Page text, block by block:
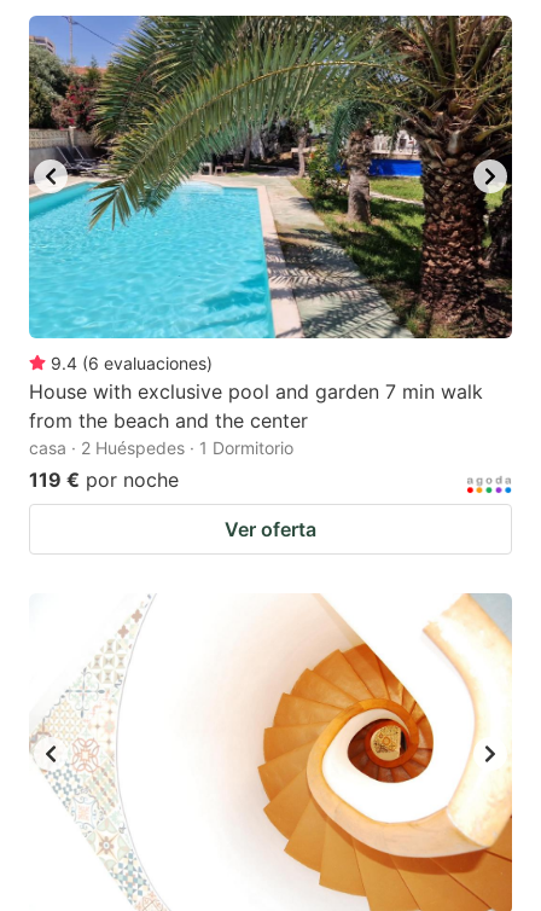
question
mark
key
to
get
the
keyboard
shortcuts
for
changing
dates.
question
mark
key
to
get
the
keyboard
shortcuts
for
dates.
9.4 (6 evaluaciones)
House with exclusive pool and garden 7 min walk
from the beach and the center
casa · 2 Huéspedes · 1 Dormitorio
119 € por noche
Ver oferta